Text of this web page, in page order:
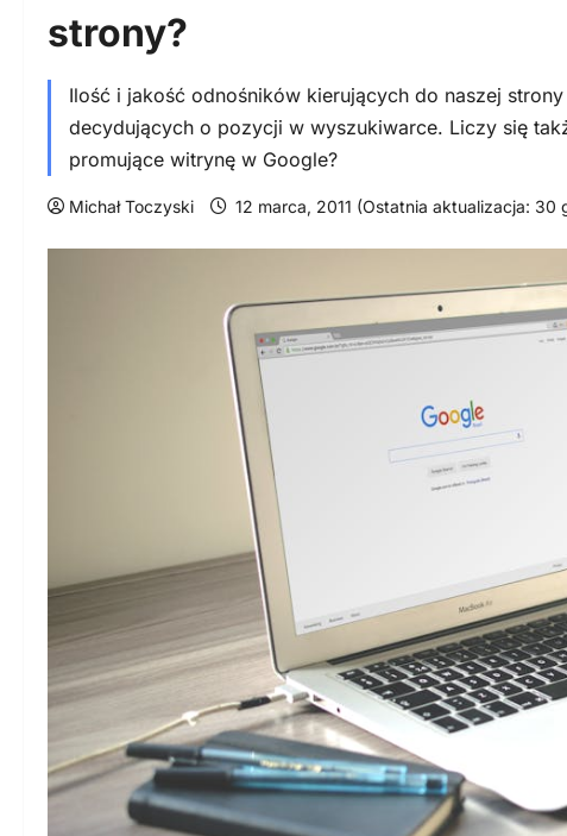
strony?
Ilość i jakość odnośników kierujących do naszej
decydujących o pozycji w wyszukiwarce. Liczy się
promujące witrynę w Google?
Michał Toczyski 12 marca, 2011 (Ostatnia aktualizacja: 30